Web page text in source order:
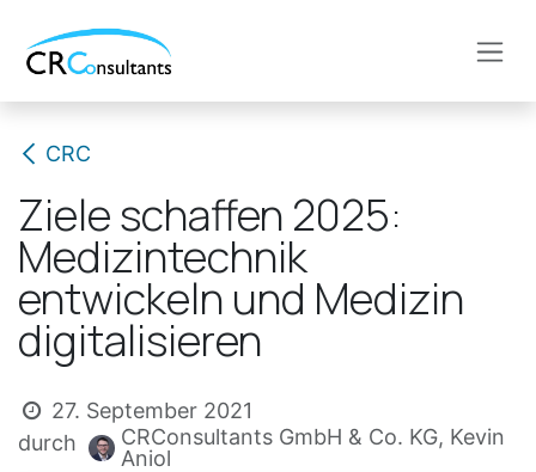
CRC
Ziele schaffen 2025:
Medizintechnik
entwickeln und Medizin
digitalisieren
27. September 2021
durch
CRConsultants GmbH & Co. KG, Kevin
Aniol